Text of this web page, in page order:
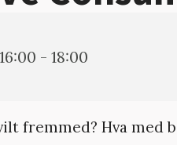
- 18:00
fremmed? Hva med